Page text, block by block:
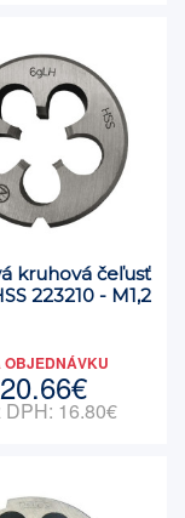
kruhová čeľusť
223210 - M1,2
OBJEDNÁVKU
20.66€
DPH: 16.80€